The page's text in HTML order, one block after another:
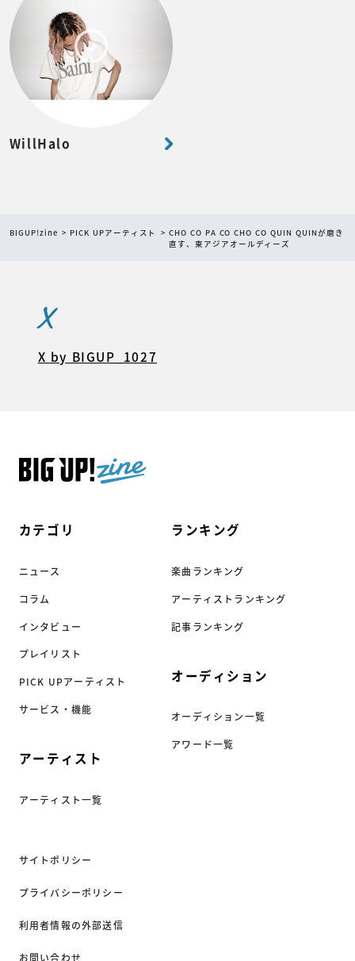
WillHalo
BIGUP!zine PICK UPアーティスト
CHO CO PA CO CHO CO QUIN QUINが磨き
直す、東アジアオールディーズ
カテゴリ
ニュース
コラム
インタビュー
プレイリスト
PICK UPアーティスト
サービス・機能
アーティスト
アーティスト一覧
ランキング
楽曲ランキング
アーティストランキング
記事ランキング
オーディション
オーディション一覧
アワード一覧
サイトポリシー
プライバシーポリシー
利用者情報の外部送信
お問い合わせ
X
X by BIGUP_1027